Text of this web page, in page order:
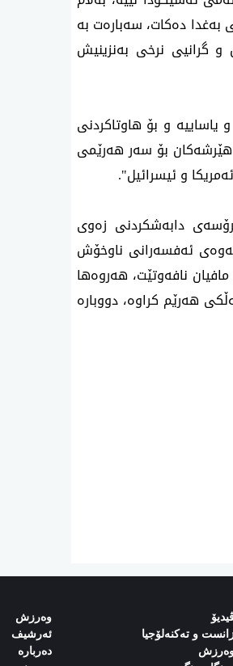
و ئیسرائیل".
و تەکنەلۆجیا
وەرزش‌
ئەرشیف
دەربارە‌